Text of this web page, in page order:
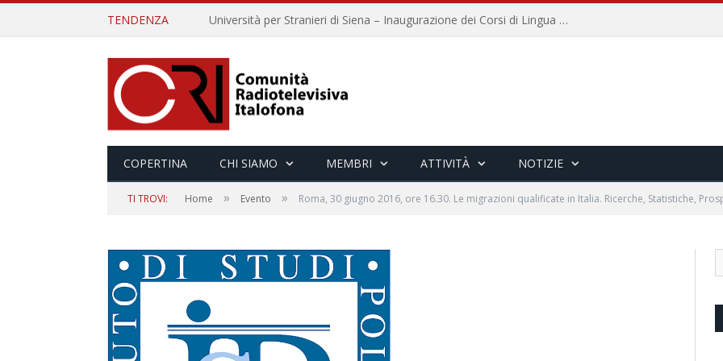
TENDENZA Università per Stranieri di Siena – Inaugurazione dei Corsi di Lingua e Cultura Italiana, 109a annata
COPERTINA CHI SIAMO MEMBRI ATTIVITÀ NOTIZIE
TI TROVI: Home » Evento » Roma, 30 giugno 2016, ore 16.30. Le migrazioni qualificate in Italia. Ricerche, Statistiche,